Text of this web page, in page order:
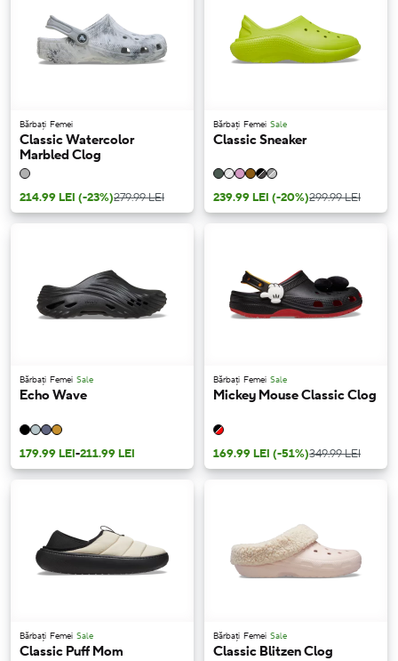
Bărbați Femei
Classic Watercolor
Marbled Clog
214.99 LEI (-23%)279.99 LEI
Bărbați Femei Sale
Classic Sneaker
239.99 LEI (-20%)299.99 LEI
Bărbați Femei Sale
Echo Wave
179.99 LEI-211.99 LEI
Bărbați Femei Sale
Mickey Mouse Classic Clog
169.99 LEI (-51%)349.99 LEI
Bărbați Femei Sale
Classic Puff Mom
Bărbați Femei Sale
Classic Blitzen Clog